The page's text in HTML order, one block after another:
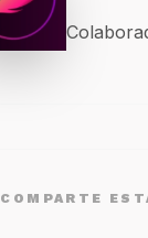
COMPARTE